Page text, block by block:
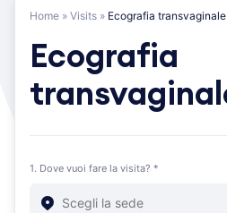
Home » Visits » Ecografia transvaginale
Ecografia
1. Dove vuoi fare la visita? *